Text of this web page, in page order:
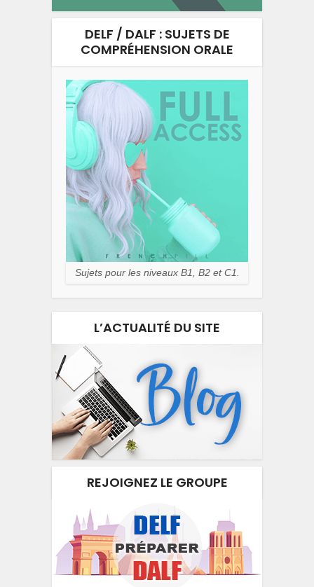
DELF / DALF : SUJETS DE
COMPRÉHENSION ORALE
Sujets pour les niveaux B1, B2 et C1.
L’ACTUALITÉ DU SITE
REJOIGNEZ LE GROUPE